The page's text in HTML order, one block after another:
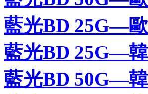
藍光BD 25G—
藍光BD 25G—
藍光BD 50G—